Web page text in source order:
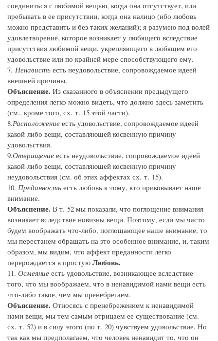
соединиться с любимой вещью, когда она отсутствует, или
пребывать в ее присутствии, когда она налицо (ибо любовь
можно представить и без таких желаний); я разумею под волей
удовлетворение, которое возникает у любящего вследствие
присутствия любимой вещи, укрепляющего в любящем его
удовольствие или по крайней мере способствующего ему.
7. Ненависть есть неудовольствие, сопровождаемое идеей
внешней причины.
Объяснение. Из сказанного в объяснении предыдущего
определения легко можно видеть, что должно здесь заметить
(см., кроме того, сх. т. 15 этой части).
8.Расположение есть удовольствие, сопровождаемое идеей
какой-либо вещи, составляющей косвенную причину
удовольствия.
9.Отвращение есть неудовольствие, сопровождаемое идеей
какой-либо вещи, составляющей косвенную причину
неудовольствия (см. об этих аффектах сх. т. 15).
10. Преданность есть любовь к тому, кто приковывает наше
внимание.
Объяснение. В т. 52 мы показали, что поглощение внимания
возникает вследствие новизны вещи. Поэтому, если мы часто
будем воображать что-либо, поглощающее наше внимание, то
мы перестанем обращать на это особенное внимание, и, таким
образом, мы видим, что аффект преданности легко
перерождается в простую Любовь.
11. Осмеяние есть удовольствие, возникающее вследствие
того, что мы воображаем, что в ненавидимой нами вещи есть
что-либо такое, чем мы пренебрегаем.
Объяснение. Относясь с пренебрежением к ненавидимой
нами вещи, мы тем самым отрицаем ее существование (см.
сх. т. 52) и в силу этого (по т. 20) чувствуем удовольствие. Но
так как мы предполагаем, что человек ненавидит то, что он